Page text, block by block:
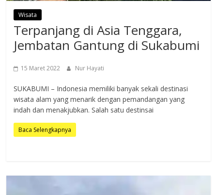
Wisata
Terpanjang di Asia Tenggara,
Jembatan Gantung di Sukabumi
15 Maret 2022 Nur Hayati
SUKABUMI – Indonesia memiliki banyak sekali destinasi
wisata alam yang menarik dengan pemandangan yang
indah dan menakjubkan. Salah satu destinsai
Baca Selengkapnya